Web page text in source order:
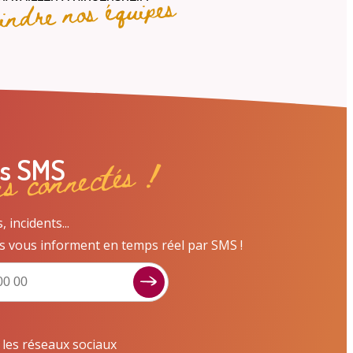
nos équipes
SMS
connectés !
incidents...
vous informent en temps réel par SMS !
réseaux sociaux
Signaler un dysfonctionnement ?
Cliquez ici pour interagir avec les services de